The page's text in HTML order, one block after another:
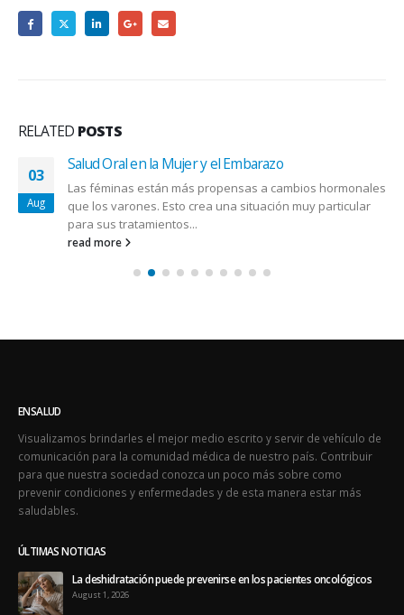
RELATED POSTS
03
Aug
Salud Oral en la Mujer y el Embarazo
Las féminas están más propensas a cambios hormonales
que los varones. Esto crea una situación muy particular
para sus tratamientos...
read more
ENSALUD
Visualizamos brindarles el mejor medio escrito y servir de vehículo de
comunicación para la comunidad médica de nuestro país. Contribuir
para que nuestra sociedad conozca un poco más sobre como
prevenir condiciones y enfermedades y de esta manera estar más
saludables.
ÚLTIMAS NOTICIAS
La deshidratación puede prevenirse en los pacientes oncológicos
August 1, 2026